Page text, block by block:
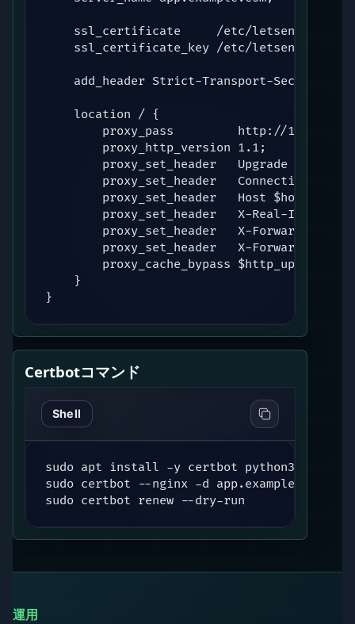
ssl_certificate     /etc/letsencrypt/
ssl_certificate_key /etc/letsencrypt/
add_header Strict-Transport-Security
    location / {
proxy_pass         http://
        proxy_http_version 1.1;
proxy_set_header   Upgrade
proxy_set_header   Connection
        proxy_set_header   Host $host;
proxy_set_header   X-Real-IP
proxy_set_header   X-Forwarded-For
proxy_set_header   X-Forwarded-
        proxy_cache_bypass $http_upgrade;
    }
}
Certbotコマンド
Shell
sudo apt install -y certbot python3-
sudo certbot --nginx -d app.example.com
sudo certbot renew --dry-run
運用